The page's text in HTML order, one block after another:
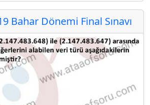
Bahar Dönemi Final Sınavı